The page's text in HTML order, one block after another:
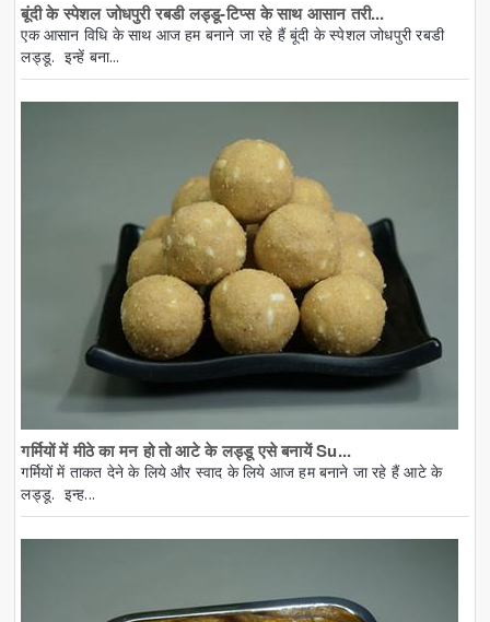
बूंदी के स्पेशल जोधपुरी रबडी लड्डू-टिप्स के साथ आसान तरी...
एक आसान विधि के साथ आज हम बनाने जा रहे हैं बूंदी के स्पेशल जोधपुरी रबडी
लड्डू. इन्हें बना...
गर्मियों में मीठे का मन हो तो आटे के लड्डू एसे बनायें Su...
गर्मियों में ताकत देने के लिये और स्वाद के लिये आज हम बनाने जा रहे हैं आटे के
लड्डू. इन्ह...